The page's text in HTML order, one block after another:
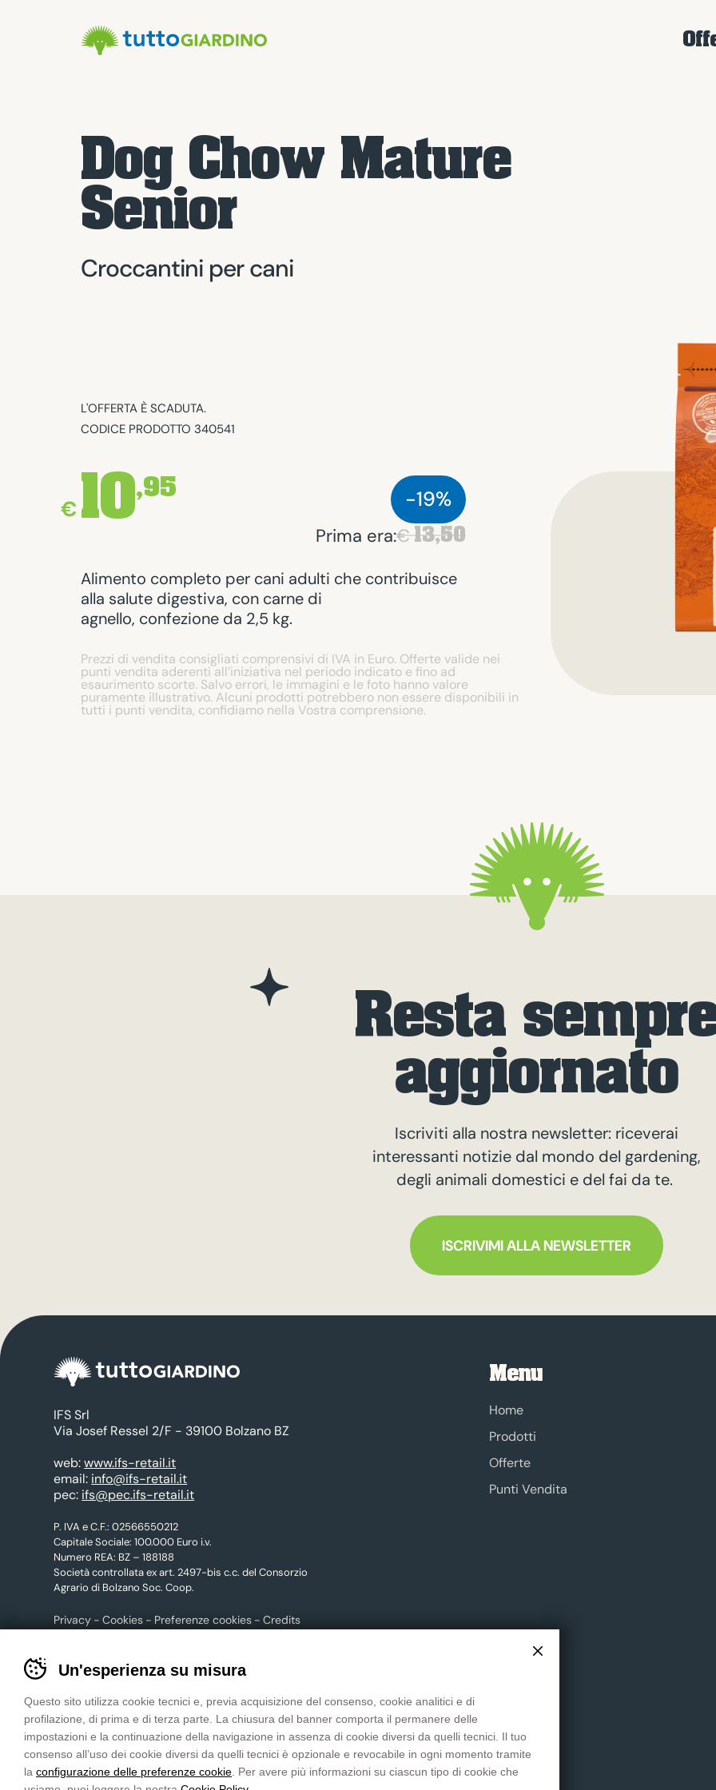
Dog Chow Mature
Senior
Croccantini per cani
L'OFFERTA È SCADUTA.
CODICE PRODOTTO 340541
€ 10,95 -19%
Prima era:€13,50
Alimento completo per cani adulti che contribuisce
alla salute digestiva, con carne di
agnello, confezione da 2,5 kg.
Prezzi di vendita consigliati comprensivi di IVA in Euro. Offerte valide nei
punti vendita aderenti all’iniziativa nel periodo indicato e fino ad
esaurimento scorte. Salvo errori, le immagini e le foto hanno valore
puramente illustrativo. Alcuni prodotti potrebbero non essere disponibili in
tutti i punti vendita, confidiamo nella Vostra comprensione.
Resta
aggiornato
Iscriviti alla nostra newsletter: riceverai
interessanti notizie dal mondo del gardening,
degli animali domestici e del fai da te.
ISCRIVIMI ALLA NEWSLETTER
IFS Srl
Via Josef Ressel 2/F - 39100 Bolzano BZ
web:www.ifs-retail.it
email: info@ifs-retail.it
pec: ifs@pec.ifs-retail.it
P. IVA e C.F.: 02566550212
Capitale Sociale: 100.000 Euro i.v.
Numero REA: BZ – 188188
Società controllata ex art. 2497-bis c.c. del Consorzio
Agrario di Bolzano Soc. Coop.
Privacy Cookies Preferenze cookies Credits
CONTATTACI
Menu
Home
Prodotti
Offerte
Punti Vendita
Social
Facebook
Banner
cookie
tuttoGIARDINO
preferenze
Un'esperienza su misura
Questo sito utilizza cookie tecnici e, previa acquisizione del consenso, cookie analitici e di
profilazione, di prima e di terza parte. La chiusura del banner comporta il permanere delle
impostazioni e la continuazione della navigazione in assenza di cookie diversi da quelli tecnici. Il tuo
consenso all’uso dei cookie diversi da quelli tecnici è opzionale e revocabile in ogni momento tramite
la configurazione delle preferenze cookie . Per avere più informazioni su ciascun tipo di cookie che